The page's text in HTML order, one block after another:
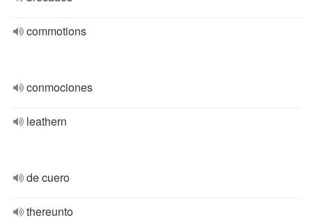
commotions
conmociones
leathern
de cuero
thereunto